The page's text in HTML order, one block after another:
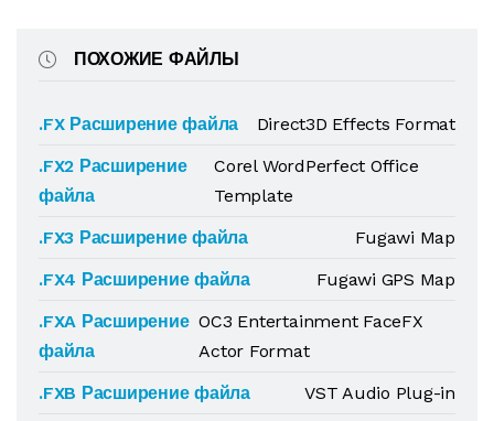
ПОХОЖИЕ ФАЙЛЫ
.FX Расширение файла
Direct3D Effects Format
.FX2 Расширение
файла
Corel WordPerfect Office
Template
.FX3 Расширение файла
Fugawi Map
.FX4 Расширение файла
Fugawi GPS Map
.FXA Расширение
файла
OC3 Entertainment FaceFX
Actor Format
.FXB Расширение файла
VST Audio Plug-in